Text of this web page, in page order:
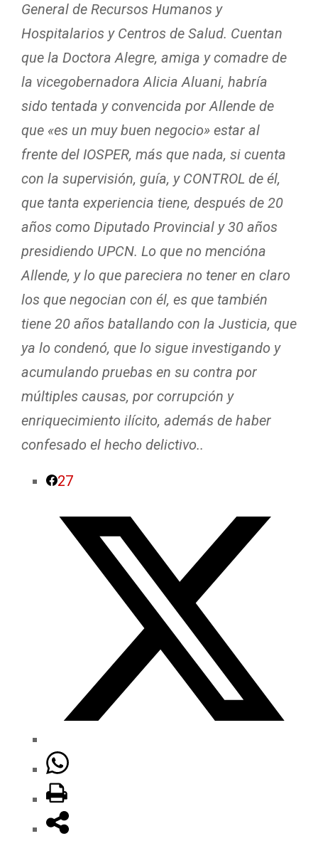
General de Recursos Humanos y
Hospitalarios y Centros de Salud. Cuentan
que la Doctora Alegre, amiga y comadre de
la vicegobernadora Alicia Aluani, habría
sido tentada y convencida por Allende de
que «es un muy buen negocio» estar al
frente del IOSPER, más que nada, si cuenta
con la supervisión, guía, y CONTROL de él,
que tanta experiencia tiene, después de 20
años como Diputado Provincial y 30 años
presidiendo UPCN. Lo que no mencióna
Allende, y lo que pareciera no tener en claro
los que negocian con él, es que también
tiene 20 años batallando con la Justicia, que
ya lo condenó, que lo sigue investigando y
acumulando pruebas en su contra por
múltiples causas, por corrupción y
enriquecimiento ilícito, además de haber
confesado el hecho delictivo..
27